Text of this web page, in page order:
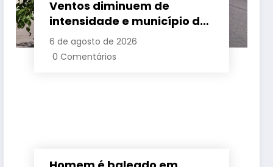
Ventos diminuem de
intensidade e município do
Rio volta ao Estágio 1
6 de agosto de 2026
0 Comentários